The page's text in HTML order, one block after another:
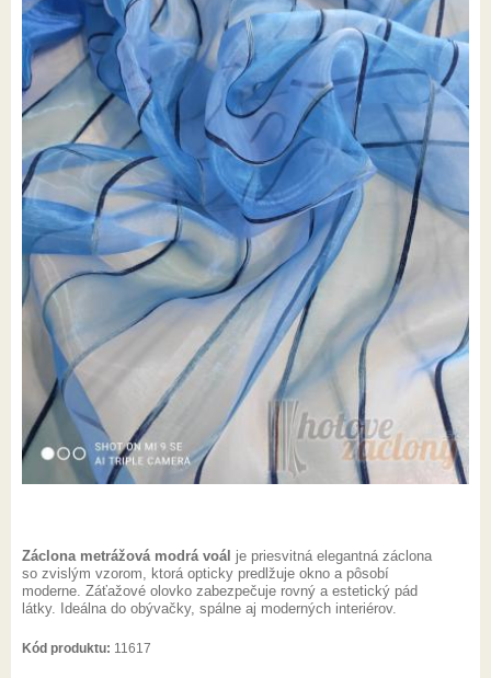
Záclona metrážová modrá voál je priesvitná elegantná záclona
so zvislým vzorom, ktorá opticky predlžuje okno a pôsobí
moderne. Záťažové olovko zabezpečuje rovný a estetický pád
látky. Ideálna do obývačky, spálne aj moderných interiérov.
Kód produktu: 11617